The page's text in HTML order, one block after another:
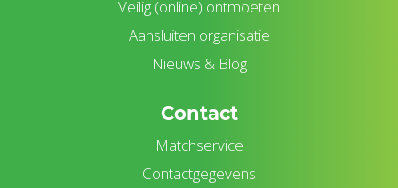
Veilig (online) ontmoeten
Aansluiten organisatie
Nieuws & Blog
Contact
Matchservice
Contactgegevens